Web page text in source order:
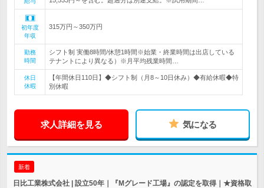
初年度
年収
315万円～350万円
勤務
時間
シフト制 実働8時間/休憩1時間※始業・終業時間は出店している
テナントにより異なる）※月平均残業時間…
休日
休暇
【年間休日110日】◆シフト制（月8～10日休み）◆有給休暇◆特
別休暇
求人詳細を見る 気になる
新着
日比工業株式会社 | 設立50年｜『Mグレード工場』の認定を取得｜★資格取